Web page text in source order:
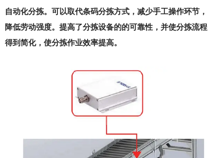
自动化分拣。可以取代条码分拣方式，减少手工操作环节，
降低劳动强度。提高了分拣设备的的可靠性，并使分拣流程
得到简化，使分拣作业效率提高。